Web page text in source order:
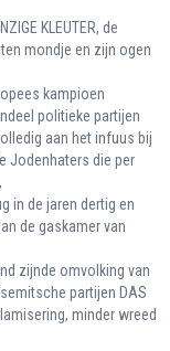
KLEUTER, de
mondje en zijn ogen
kampioen
politieke partijen
aan het infuus bij
Jodenhaters die per
in de jaren dertig en
de gaskamer van
zijnde omvolking van
partijen DAS
minder wreed